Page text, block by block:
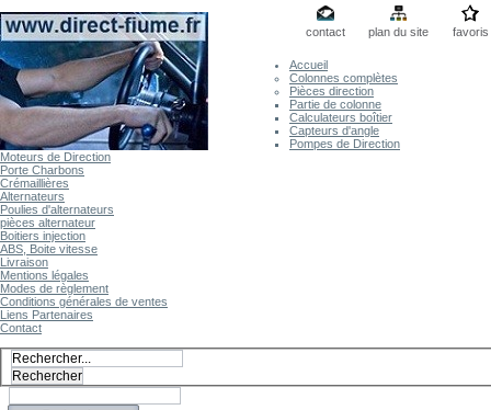
contact plan du site favoris
Accueil
Colonnes complètes
Pièces direction
Partie de colonne
Calculateurs boîtier
Capteurs d'angle
Pompes de Direction
Moteurs de Direction
Porte Charbons
Crémaillières
Alternateurs
Poulies d'alternateurs
pièces alternateur
Boitiers injection
ABS, Boite vitesse
Livraison
Mentions légales
Modes de règlement
Conditions générales de ventes
Liens Partenaires
Contact